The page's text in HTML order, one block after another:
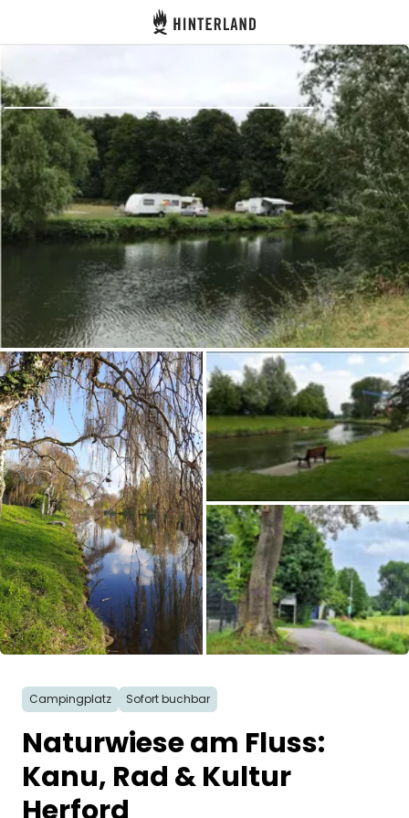
Hinterland
Anmelden
Registrieren
Gastgeber werden
Zelt- & Stellplätze
Unterkünfte
Routen
Frag Howdy
Fotoinspiration
Tipps & Inspiration
Stories
Gutscheine
Shop
Kontakt
Select language
Campingplatz Sofort buchbar
Naturwiese am Fluss:
Kanu, Rad & Kultur
Herford